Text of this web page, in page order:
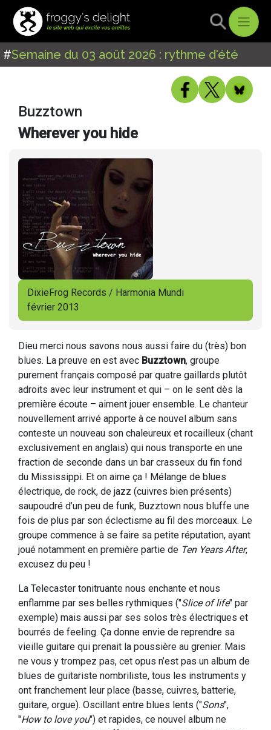
#Semaine du 03 août 2026 : rythme d'été
Buzztown
Wherever you hide
DixieFrog Records / Harmonia Mundi
février 2013
Dieu merci nous savons nous aussi faire du (très) bon
blues. La preuve en est avec Buzztown, groupe
purement français composé par quatre gaillards plutôt
adroits avec leur instrument et qui – on le sent dès la
première écoute – aiment jouer ensemble. Le chanteur
nouvellement arrivé apporte à ce nouvel album sans
conteste un nouveau son chaleureux et rocailleux (chant
exclusivement en anglais) qui nous transporte en une
fraction de seconde dans un bar crasseux du fin fond
du Mississippi. Et on aime ça ! Mélange de blues
électrique, de rock, de jazz (cuivres bien présents)
saupoudré d’un peu de funk, Buzztown nous bluffe une
fois de plus par son éclectisme au fil des morceaux. Le
groupe commence à se faire sa petite réputation, ayant
joué notamment en première partie de Ten Years After,
excusez du peu !
La Telecaster tonitruante nous enchante et nous
enflamme par ses belles rythmiques ("Slice of life" par
exemple) mais aussi par ses solos très électriques et
bourrés de feeling. Ça donne envie de reprendre sa
vieille guitare qui prenait la poussière au grenier. Mais
ne vous y trompez pas, cet opus n’est pas un album de
blues de guitariste nombriliste, tous les instruments y
ont franchement leur place (basse, cuivres, batterie,
guitare, orgue). Oscillant entre blues lents ("Sons",
"How to love you") et rapides, ce nouvel album ne